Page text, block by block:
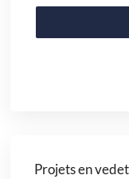
Projets en